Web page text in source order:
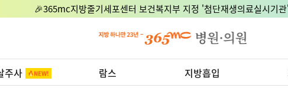
🎉365mc지방줄기세포센터 보건복지부 지정 '첨단재생의료실시기
주사 람스 지방흡입